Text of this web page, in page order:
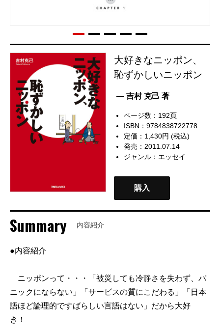
大好きなニッポン、
恥ずかしいニッポン
— 吉村 克己 著
ページ数：192頁
ISBN：9784838722778
定価：1,430円 (税込)
発売：2011.07.14
ジャンル： エッセイ
購入
Summary 内容紹介
●内容紹介
ニッポンって・・・「被災しても冷静さを失わず、パ
ニックにならない」「サービスの質にこだわる」「日本
語ほど論理的ですばらしい言語はない」だから大好
き！